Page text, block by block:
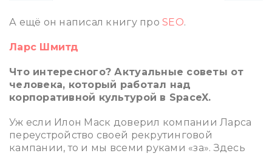
А ещё он написал книгу проSEO.
Ларс Шмитд
Что интересного? Актуальные советы от
человека, который работал над
корпоративной культурой в SpaceX.
Уж если Илон Маск доверил компании Ларса
переустройство своей рекрутинговой
кампании, то и мы всеми руками «за». Здесь